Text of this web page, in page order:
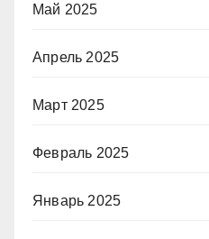
Май 2025
Апрель 2025
Март 2025
Февраль 2025
Январь 2025